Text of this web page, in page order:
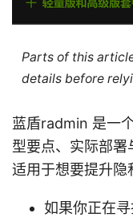
Parts of this
details before
蓝盾radmin 是一
型要点、实际部
适用于想要提升隐
如果你正在